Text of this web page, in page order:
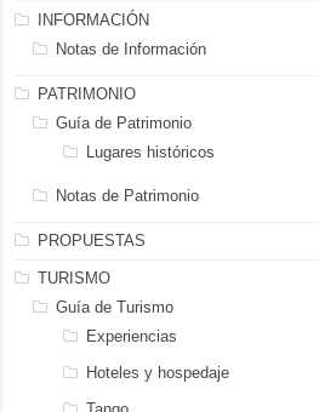
INFORMACIÓN
Notas de Información
PATRIMONIO
Guía de Patrimonio
Lugares históricos
Notas de Patrimonio
PROPUESTAS
TURISMO
Guía de Turismo
Experiencias
Hoteles y hospedaje